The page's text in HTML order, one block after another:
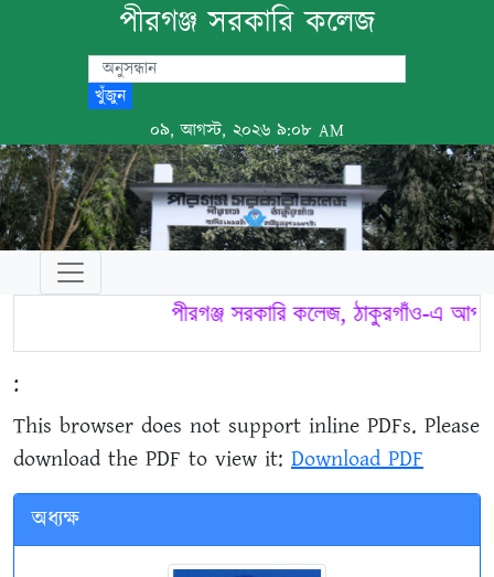
পীরগঞ্জ সরকারি কলেজ
খুঁজুন
০৯, আগস্ট, ২০২৬ ৯:০৮ AM
পীরগঞ্জ সরকারি কলেজ, ঠাকুরগাঁও-এ
:
This browser does not support inline PDFs. Please
download the PDF to view it: Download PDF
অধ্যক্ষ